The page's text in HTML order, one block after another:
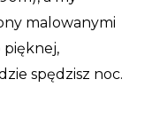
malowanymi
pięknej,
spędzisz noc.